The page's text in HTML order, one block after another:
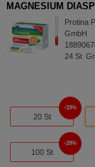
MAGNESIUM
Protina
GmbH
24 St
20 St
33%
100 St
28%